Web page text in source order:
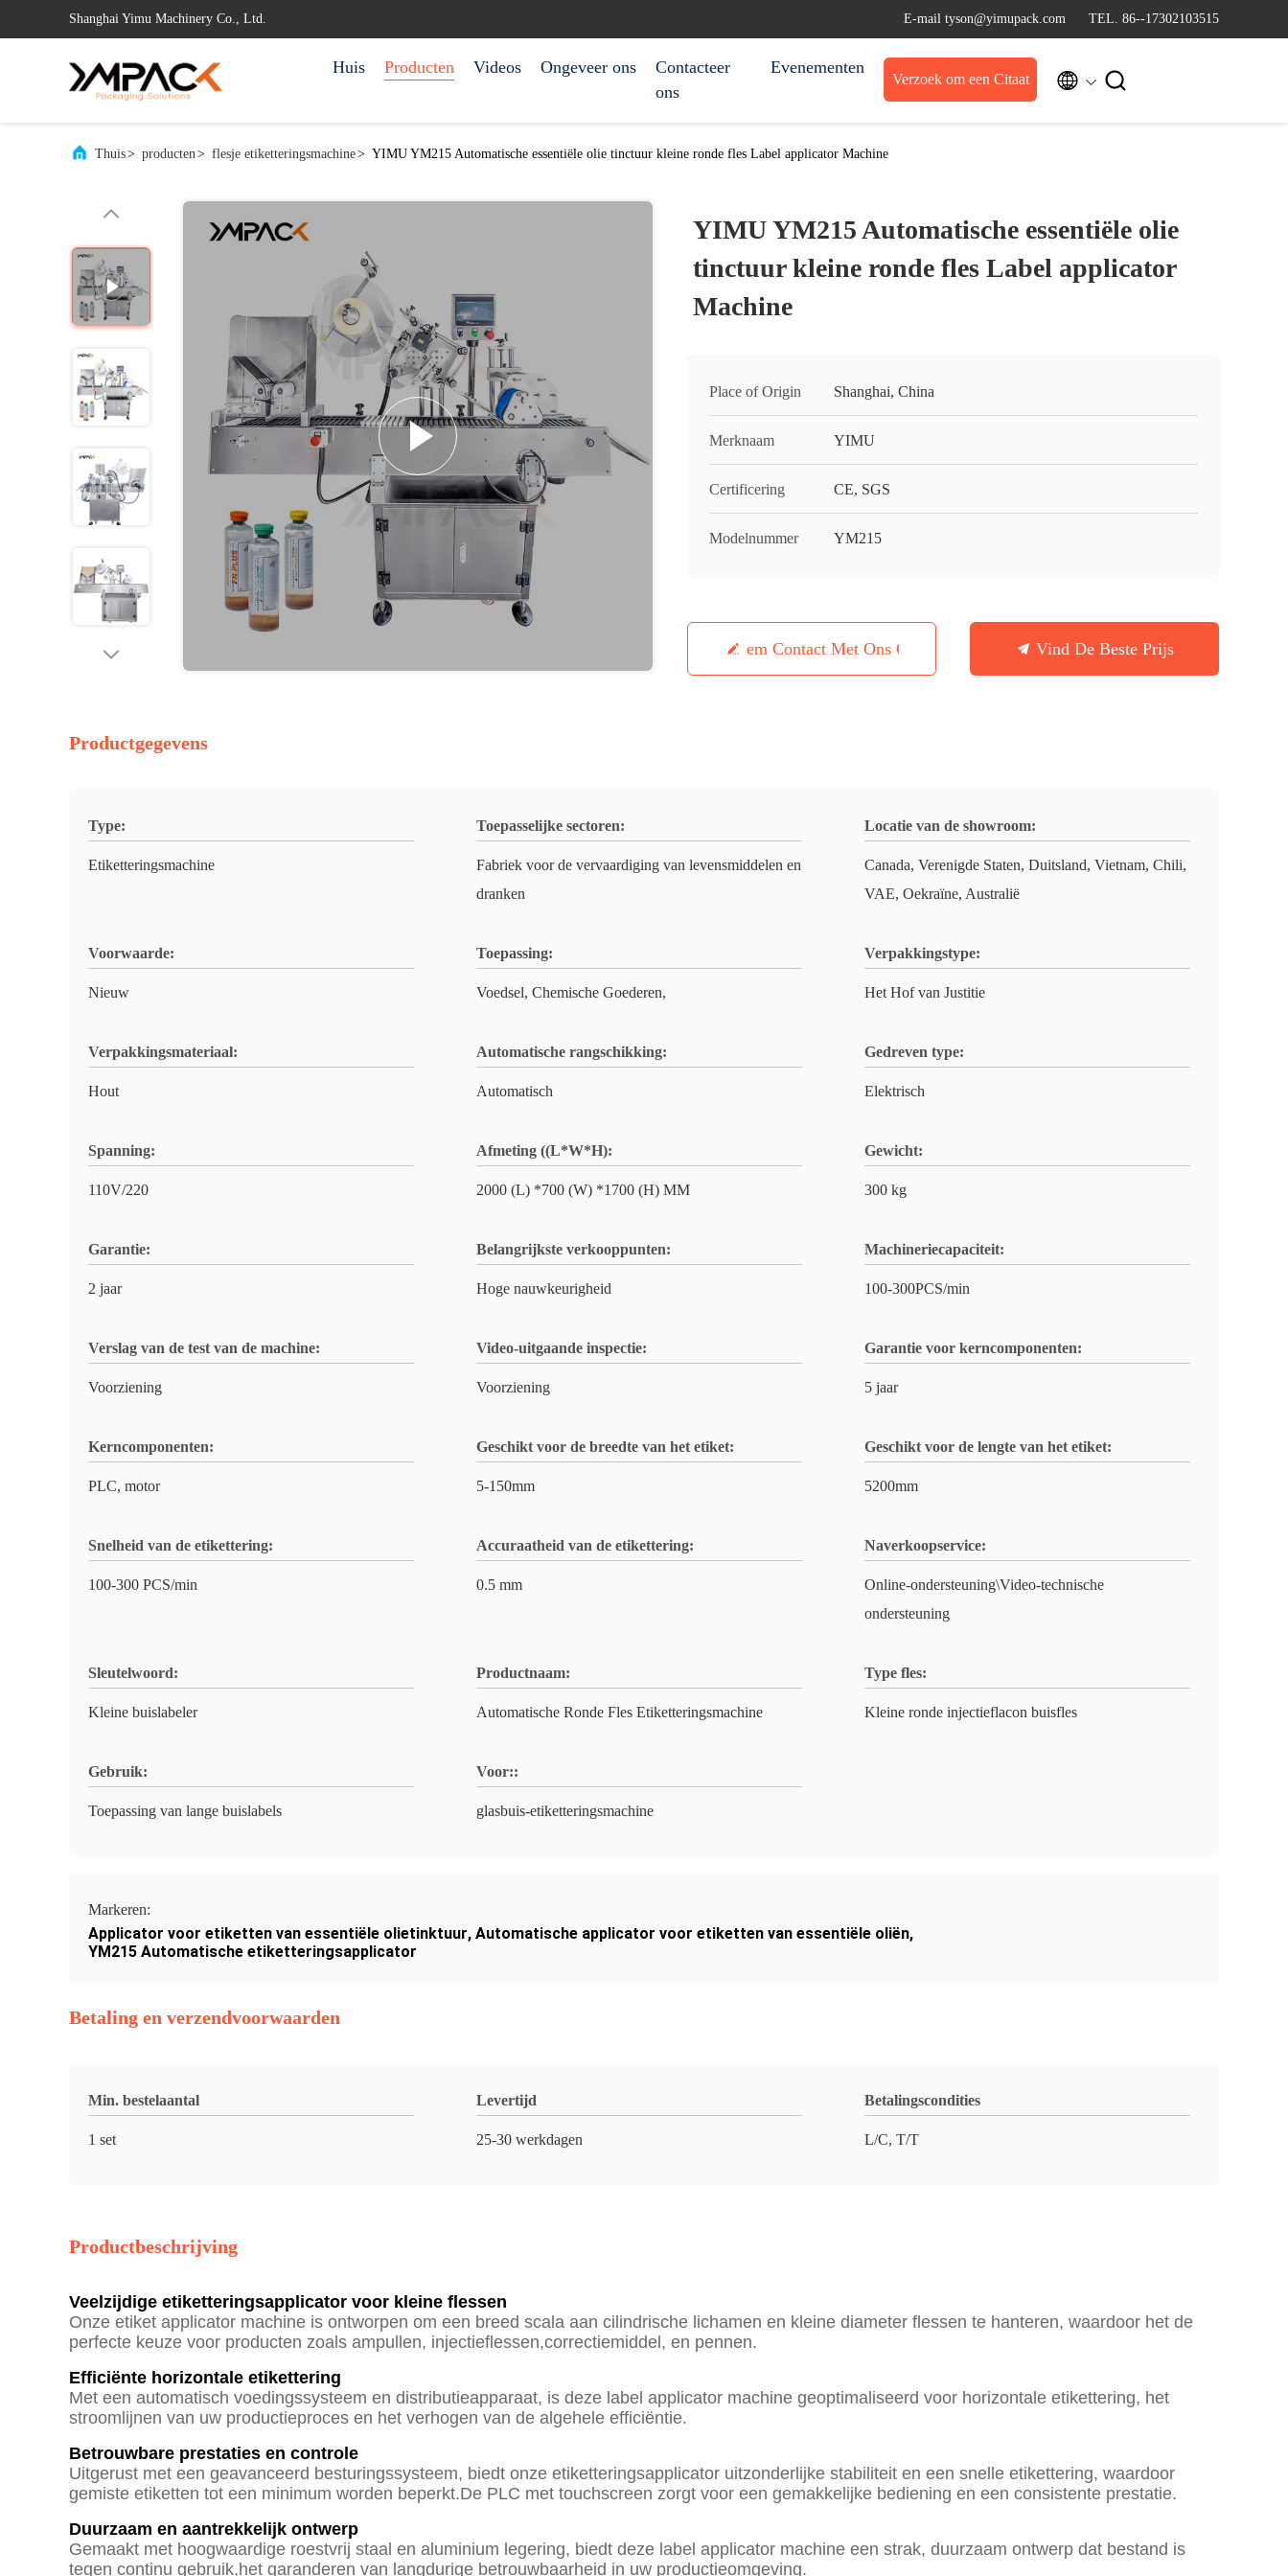
Shanghai Yimu Machinery Co., Ltd. E-mail tyson@yimupack.com TEL. 86--17302103515
Huis Producten Videos Ongeveer ons
Contacteer
ons
Evenementen
Verzoek om een Citaat  
Thuis> producten> flesje etiketteringsmachine> YIMU YM215 Automatische essentiële olie tinctuur kleine ronde fles Label applicator Machine
YIMU YM215 Automatische essentiële olie
tinctuur kleine ronde fles Label applicator
Machine
Place of Origin Shanghai, China
Merknaam YIMU
Certificering CE, SGS
Modelnummer YM215
Neem Contact Met Ons Op Vind De Beste Prijs
Productgegevens
Type:
Etiketteringsmachine
Toepasselijke sectoren:
Fabriek voor de vervaardiging van levensmiddelen en
dranken
Locatie van de showroom:
Canada, Verenigde Staten, Duitsland, Vietnam, Chili,
VAE, Oekraïne, Australië
Voorwaarde:
Nieuw
Toepassing:
Voedsel, Chemische Goederen,
Verpakkingstype:
Het Hof van Justitie
Verpakkingsmateriaal:
Hout
Automatische rangschikking:
Automatisch
Gedreven type:
Elektrisch
Spanning:
110V/220
Afmeting ((L*W*H):
2000 (L) *700 (W) *1700 (H) MM
Gewicht:
300 kg
Garantie:
2 jaar
Belangrijkste verkooppunten:
Hoge nauwkeurigheid
Machineriecapaciteit:
100-300PCS/min
Verslag van de test van de machine:
Voorziening
Video-uitgaande inspectie:
Voorziening
Garantie voor kerncomponenten:
5 jaar
Kerncomponenten:
PLC, motor
Geschikt voor de breedte van het etiket:
5-150mm
Geschikt voor de lengte van het etiket:
5200mm
Snelheid van de etikettering:
100-300 PCS/min
Accuraatheid van de etikettering:
0.5 mm
Naverkoopservice:
Online-ondersteuning\Video-technische
ondersteuning
Sleutelwoord:
Kleine buislabeler
Productnaam:
Automatische Ronde Fles Etiketteringsmachine
Type fles:
Kleine ronde injectieflacon buisfles
Gebruik:
Toepassing van lange buislabels
Voor::
glasbuis-etiketteringsmachine
Markeren:
Applicator voor etiketten van essentiële olietinktuur, Automatische applicator voor etiketten van essentiële oliën,
YM215 Automatische etiketteringsapplicator
Betaling en verzendvoorwaarden
Min. bestelaantal
1 set
Levertijd
25-30 werkdagen
Betalingscondities
L/C, T/T
Productbeschrijving
Veelzijdige etiketteringsapplicator voor kleine flessen
Onze etiket applicator machine is ontworpen om een breed scala aan cilindrische lichamen en kleine diameter flessen te hanteren, waardoor het de
perfecte keuze voor producten zoals ampullen, injectieflessen,correctiemiddel, en pennen.
Efficiënte horizontale etikettering
Met een automatisch voedingssysteem en distributieapparaat, is deze label applicator machine geoptimaliseerd voor horizontale etikettering, het
stroomlijnen van uw productieproces en het verhogen van de algehele efficiëntie.
Betrouwbare prestaties en controle
Uitgerust met een geavanceerd besturingssysteem, biedt onze etiketteringsapplicator uitzonderlijke stabiliteit en een snelle etikettering, waardoor
gemiste etiketten tot een minimum worden beperkt.De PLC met touchscreen zorgt voor een gemakkelijke bediening en een consistente prestatie.
Duurzaam en aantrekkelijk ontwerp
Gemaakt met hoogwaardige roestvrij staal en aluminium legering, biedt deze label applicator machine een strak, duurzaam ontwerp dat bestand is
tegen continu gebruik,het garanderen van langdurige betrouwbaarheid in uw productieomgeving.